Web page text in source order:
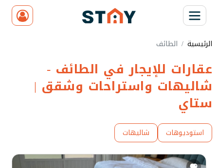
الرئيسية الطائف
عقارات للإيجار في الطائف -
شاليهات واستراحات وشقق |
ستاي
استوديوهات شاليهات